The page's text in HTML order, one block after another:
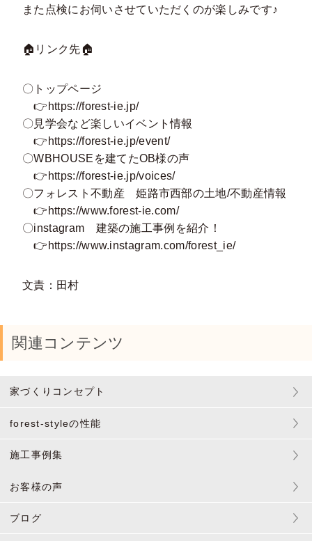
また点検にお伺いさせていただくのが楽しみです♪
🏠リンク先🏠
〇トップページ
👉 https://forest-ie.jp/
〇見学会など楽しいイベント情報
👉 https://forest-ie.jp/event/
〇WBHOUSEを建てたOB様の声
👉 https://forest-ie.jp/voices/
〇フォレスト不動産 姫路市西部の土地/不動産情報
👉 https://www.forest-ie.com/
〇instagram 建築の施工事例を紹介！
👉 https://www.instagram.com/forest_ie/
文責：田村
関連コンテンツ
家づくりコンセプト
forest-styleの性能
施工事例集
お客様の声
ブログ